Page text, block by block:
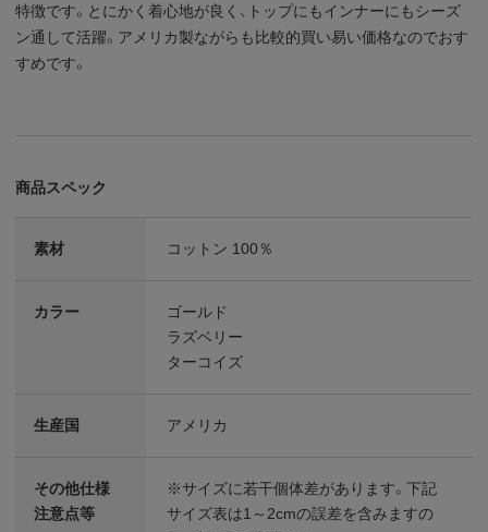
特徴です。とにかく着心地が良く、トップにもインナーにもシーズ
ン通して活躍。アメリカ製ながらも比較的買い易い価格なのでおす
すめです。
商品スペック
素材 コットン 100％
カラー
ゴールド
ラズベリー
ターコイズ
生産国 アメリカ
その他仕様
注意点等
※サイズに若干個体差があります。下記
サイズ表は1～2cmの誤差を含みますの